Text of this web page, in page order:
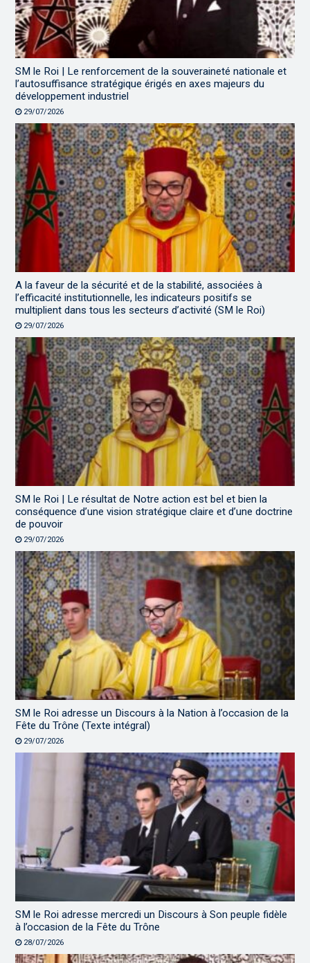
SM le Roi | Le renforcement de la souveraineté nationale et
l’autosuffisance stratégique érigés en axes majeurs du
développement industriel
29/07/2026
A la faveur de la sécurité et de la stabilité, associées à
l’efficacité institutionnelle, les indicateurs positifs se
multiplient dans tous les secteurs d’activité (SM le Roi)
29/07/2026
SM le Roi | Le résultat de Notre action est bel et bien la
conséquence d’une vision stratégique claire et d’une doctrine
de pouvoir
29/07/2026
SM le Roi adresse un Discours à la Nation à l’occasion de la
Fête du Trône (Texte intégral)
29/07/2026
SM le Roi adresse mercredi un Discours à Son peuple fidèle
à l’occasion de la Fête du Trône
28/07/2026